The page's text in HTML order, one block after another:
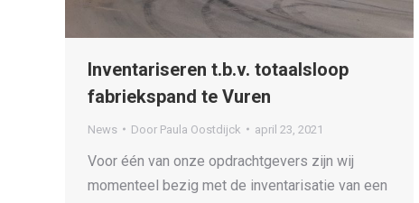
Inventariseren t.b.v. totaalsloop
fabriekspand te Vuren
News Door Paula Oostdijck april 23, 2021
Voor één van onze opdrachtgevers zijn wij
momenteel bezig met de inventarisatie van een